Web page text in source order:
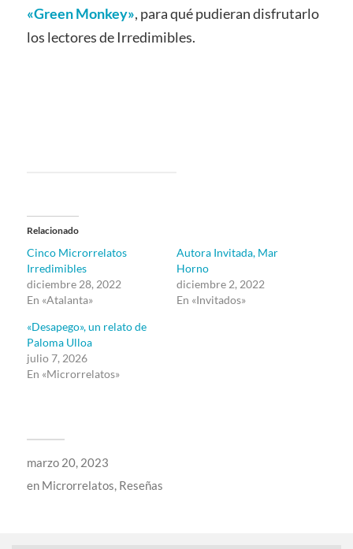
«Green Monkey», para qué pudieran disfrutarlo
los lectores de Irredimibles.
Relacionado
Cinco Microrrelatos
Irredimibles
diciembre 28, 2022
En «Atalanta»
Autora Invitada, Mar
Horno
diciembre 2, 2022
En «Invitados»
«Desapego», un relato de
Paloma Ulloa
julio 7, 2026
En «Microrrelatos»
marzo 20, 2023
en Microrrelatos, Reseñas